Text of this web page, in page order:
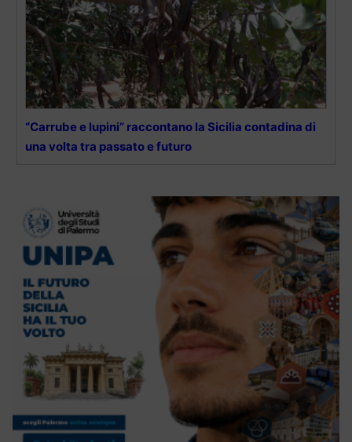
“Carrube e lupini” raccontano la Sicilia contadina di
una volta tra passato e futuro